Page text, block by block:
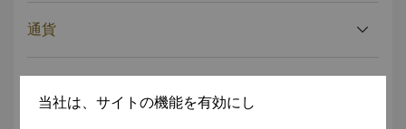
通貨
当社は、サイトの機能を有効にし